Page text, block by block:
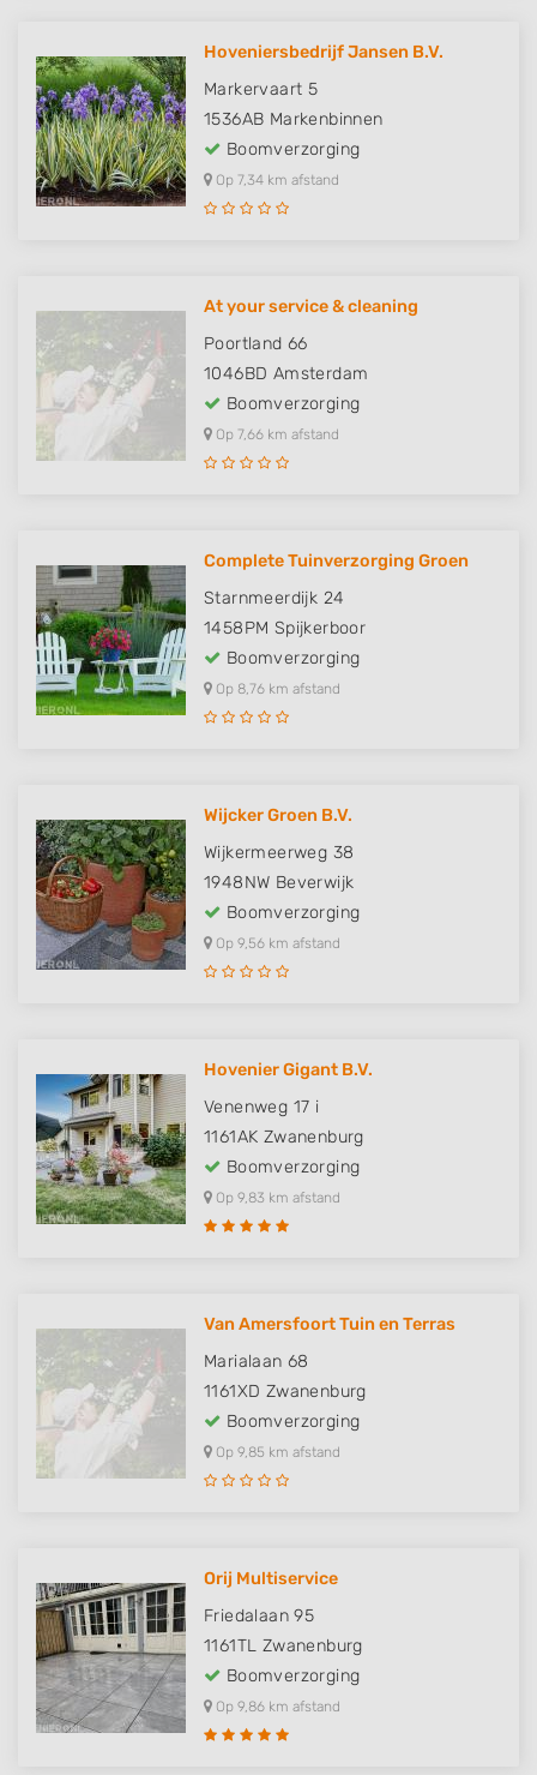
Hoveniersbedrijf Jansen B.V.
Markervaart 5
1536AB Markenbinnen
Boomverzorging
Op 7,34 km afstand
At your service & cleaning
Poortland 66
1046BD Amsterdam
Boomverzorging
Op 7,66 km afstand
Complete Tuinverzorging Groen
Starnmeerdijk 24
1458PM Spijkerboor
Boomverzorging
Op 8,76 km afstand
Wijcker Groen B.V.
Wijkermeerweg 38
1948NW Beverwijk
Boomverzorging
Op 9,56 km afstand
Hovenier Gigant B.V.
Venenweg 17 i
1161AK Zwanenburg
Boomverzorging
Op 9,83 km afstand
Van Amersfoort Tuin en Terras
Marialaan 68
1161XD Zwanenburg
Boomverzorging
Op 9,85 km afstand
Orij Multiservice
Friedalaan 95
1161TL Zwanenburg
Boomverzorging
Op 9,86 km afstand